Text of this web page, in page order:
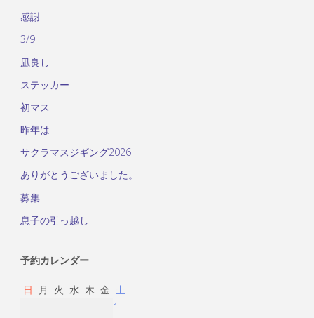
感謝
3/9
凪良し
ステッカー
初マス
昨年は
サクラマスジギング2026
ありがとうございました。
募集
息子の引っ越し
予約カレンダー
日 月 火 水 木 金 土
1